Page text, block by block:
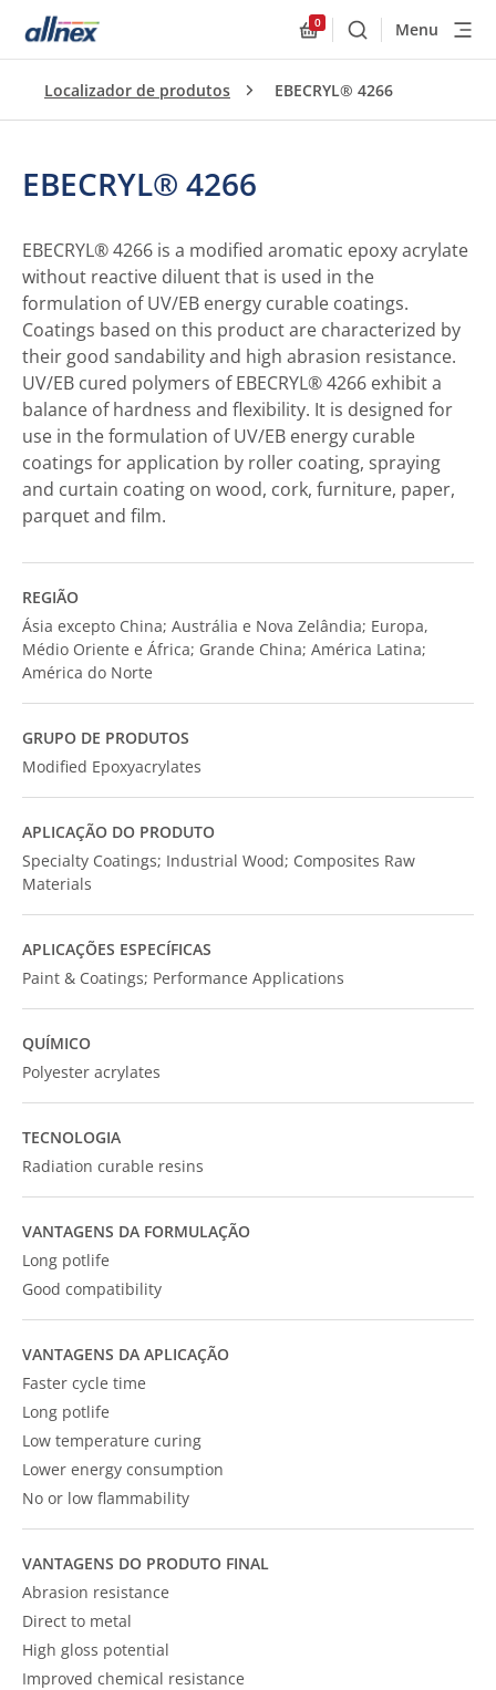
0
BuscarMenu
Localizador de produtos EBECRYL® 4266
EBECRYL® 4266
EBECRYL® 4266 is a modified aromatic epoxy acrylate
without reactive diluent that is used in the
formulation of UV/EB energy curable coatings.
Coatings based on this product are characterized by
their good sandability and high abrasion resistance.
UV/EB cured polymers of EBECRYL® 4266 exhibit a
balance of hardness and flexibility. It is designed for
use in the formulation of UV/EB energy curable
coatings for application by roller coating, spraying
and curtain coating on wood, cork, furniture, paper,
parquet and film.
REGIÃO
Ásia excepto China; Austrália e Nova Zelândia; Europa,
Médio Oriente e África; Grande China; América Latina;
América do Norte
GRUPO DE PRODUTOS
Modified Epoxyacrylates
APLICAÇÃO DO PRODUTO
Specialty Coatings; Industrial Wood; Composites Raw
Materials
APLICAÇÕES ESPECÍFICAS
Paint & Coatings; Performance Applications
QUÍMICO
Polyester acrylates
TECNOLOGIA
Radiation curable resins
VANTAGENS DA FORMULAÇÃO
Long potlife
Good compatibility
VANTAGENS DA APLICAÇÃO
Faster cycle time
Long potlife
Low temperature curing
Lower energy consumption
No or low flammability
VANTAGENS DO PRODUTO FINAL
Abrasion resistance
Direct to metal
High gloss potential
Improved chemical resistance